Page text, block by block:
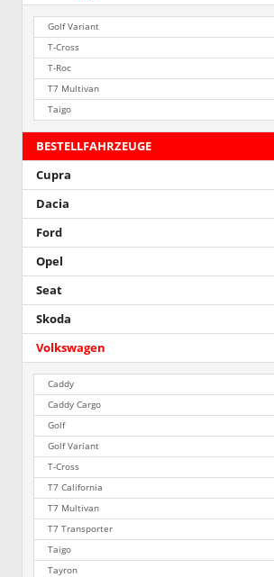
Golf Variant
T-Cross
T-Roc
T7 Multivan
Taigo
BESTELLFAHRZEUGE
Cupra
Dacia
Ford
Opel
Seat
Skoda
Volkswagen
Caddy
Caddy Cargo
Golf
Golf Variant
T-Cross
T7 California
T7 Multivan
T7 Transporter
Taigo
Tayron